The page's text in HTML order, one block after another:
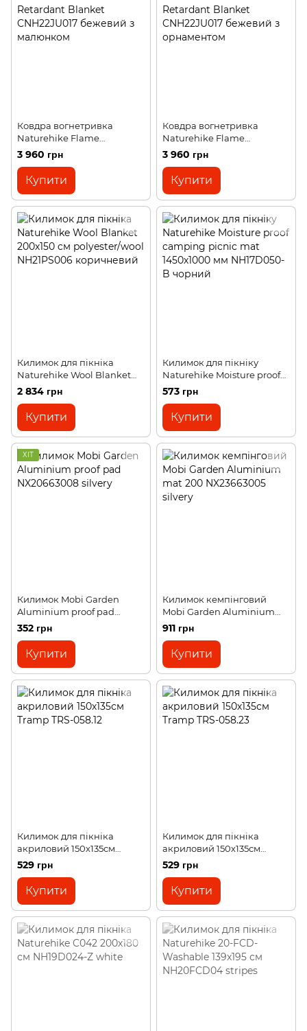
Ковдра вогнетривка
Naturehike Flame
Retardant Blanket
CNH22JU017 бежевий з
малюнком
3 960 грн
Купити
Ковдра вогнетривка
Naturehike Flame
Retardant Blanket
CNH22JU017 бежевий з
орнаментом
3 960 грн
Купити
Килимок для пікніка
Naturehike Wool Blanket
200х150 cм polyester/wool
NH21PS006 коричневий
2 834 грн
Купити
Килимок для пікніку
Naturehike Moisture proof
camping picnic mat
1450х1000 мм NH17D050-B
чорний
573 грн
Купити
ХІТ
Килимок Mobi Garden
Aluminium proof pad
NX20663008 silvery
352 грн
Купити
Килимок кемпінговий
Mobi Garden Aluminium
mat 200 NX23663005 silvery
911 грн
Купити
Килимок для пікніка
акриловий 150х135см
Tramp TRS-058.12
529 грн
Купити
Килимок для пікніка
акриловий 150х135см
Tramp TRS-058.23
529 грн
Купити